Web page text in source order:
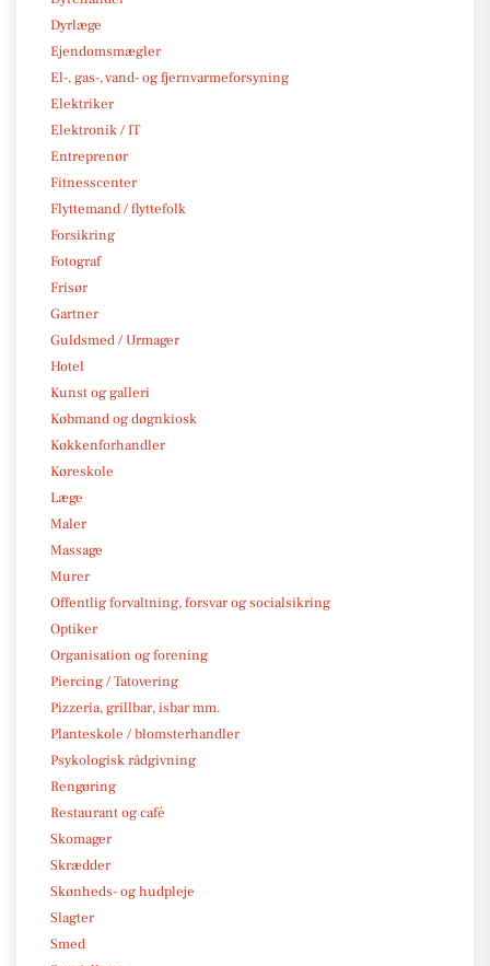
Dyrlæge
Ejendomsmægler
El-, gas-, vand- og fjernvarmeforsyning
Elektriker
Elektronik / IT
Entreprenør
Fitnesscenter
Flyttemand / flyttefolk
Forsikring
Fotograf
Frisør
Gartner
Guldsmed / Urmager
Hotel
Kunst og galleri
Købmand og døgnkiosk
Køkkenforhandler
Køreskole
Læge
Maler
Massage
Murer
Offentlig forvaltning, forsvar og socialsikring
Optiker
Organisation og forening
Piercing / Tatovering
Pizzeria, grillbar, isbar mm.
Planteskole / blomsterhandler
Psykologisk rådgivning
Rengøring
Restaurant og café
Skomager
Skrædder
Skønheds- og hudpleje
Slagter
Smed